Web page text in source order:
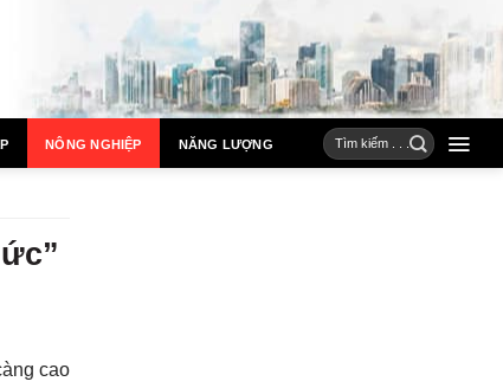
NÔNG NGHIỆP NĂNG LƯỢNG
cao